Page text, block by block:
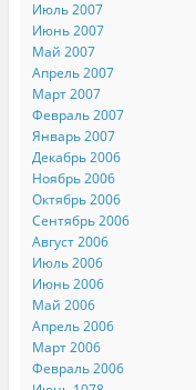
Июль 2007
Июнь 2007
Май 2007
Апрель 2007
Март 2007
Февраль 2007
Январь 2007
Декабрь 2006
Ноябрь 2006
Октябрь 2006
Сентябрь 2006
Август 2006
Июль 2006
Июнь 2006
Май 2006
Апрель 2006
Март 2006
Февраль 2006